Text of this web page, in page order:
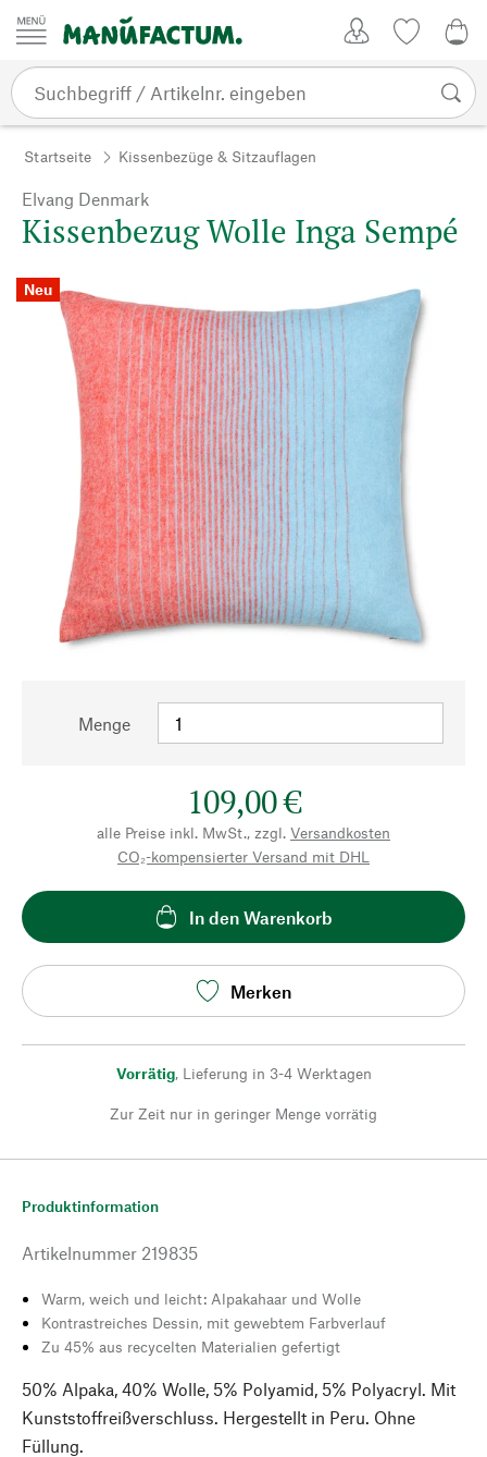
Zum Inhalt springen
Startseite Kissenbezüge & Sitzauflagen
Elvang Denmark
Kissenbezug Wolle Inga Sempé
Neu
Menge
109,00 €
alle Preise inkl. MwSt., zzgl. Versandkosten
CO₂-kompensierter Versand mit DHL
In den Warenkorb
Merken
Vorrätig, Lieferung in 3-4 Werktagen
Zur Zeit nur in geringer Menge vorrätig
Produktinformation
Artikelnummer 219835
Warm, weich und leicht: Alpakahaar und Wolle
Kontrastreiches Dessin, mit gewebtem Farbverlauf
Zu 45% aus recycelten Materialien gefertigt
50% Alpaka, 40% Wolle, 5% Polyamid, 5% Polyacryl. Mit
Kunststoffreißverschluss. Hergestellt in Peru. Ohne
Füllung.